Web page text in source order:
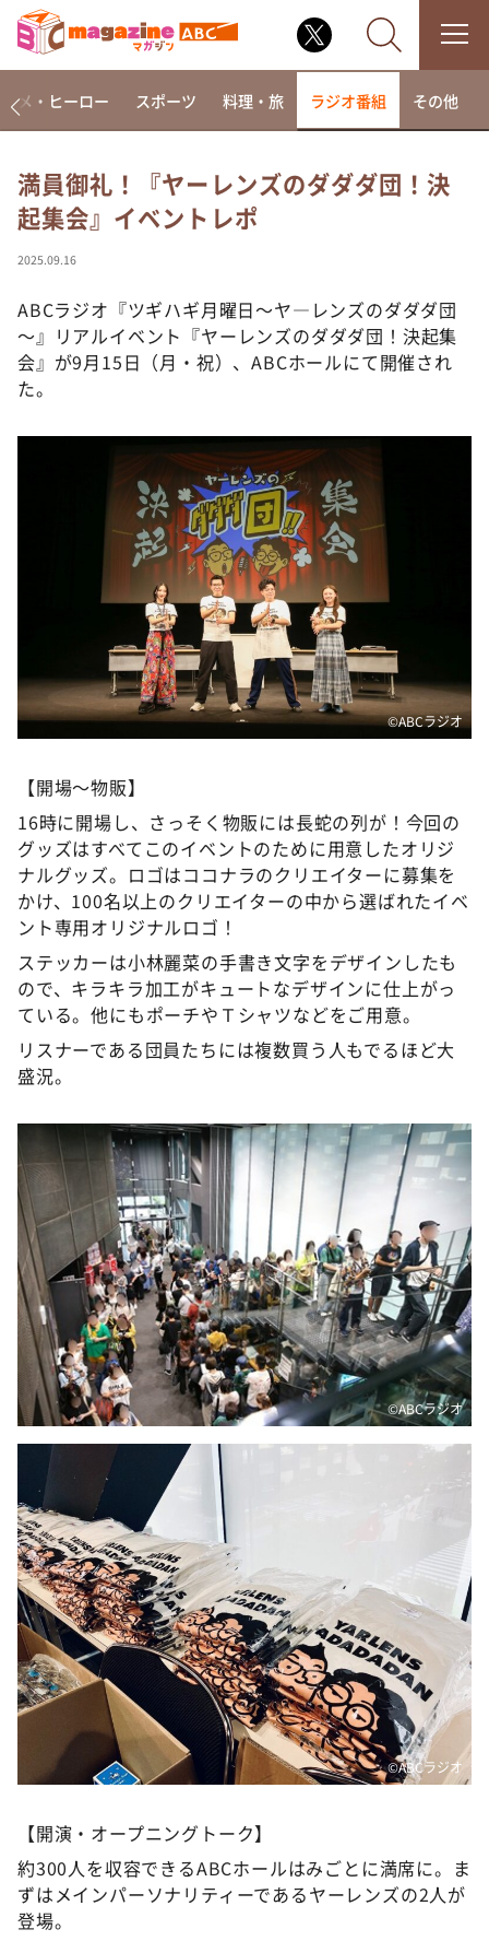
なるみ・岡村の過ぎるTV
相席食堂
～人生密着トークバラエティ！～ やすとものいたっ
て真剣です
探偵！ナイトスクープ
河合＆A.B.C-Z塚田×福井アナ「なんでやねん！？」
（news おかえり）
DAIGOも台所 ～きょうの献立 何にする？～
本日はダイアンなり！シーズン２
朝だ！生です旅サラダ
教えて！ニュースライブ 正義のミカタ
ＬＩＦＥ～夢のカタチ～
新婚さんいらっしゃい！
ポツンと一軒家
ぺこぱのまるスポ
アナ回覧板
メ・ヒーロー スポーツ 料理・旅 ラジオ番組 その他
満員御礼！『ヤーレンズのダダダ団！決
起集会』イベントレポ
2025.09.16
ABCラジオ『ツギハギ月曜日～ヤ―レンズのダダダ団
～』リアルイベント『ヤーレンズのダダダ団！決起集
会』が9月15日（月・祝）、ABCホールにて開催され
た。
©️ABCラジオ
【開場～物販】
16時に開場し、さっそく物販には長蛇の列が！今回の
グッズはすべてこのイベントのために用意したオリジ
ナルグッズ。ロゴはココナラのクリエイターに募集を
かけ、100名以上のクリエイターの中から選ばれたイベ
ント専用オリジナルロゴ！
ステッカーは小林麗菜の手書き文字をデザインしたも
ので、キラキラ加工がキュートなデザインに仕上がっ
ている。他にもポーチやＴシャツなどをご用意。
リスナーである団員たちには複数買う人もでるほど大
盛況。
©️ABCラジオ
©️ABCラジオ
【開演・オープニングトーク】
約300人を収容できるABCホールはみごとに満席に。ま
ずはメインパーソナリティーであるヤーレンズの2人が
登場。